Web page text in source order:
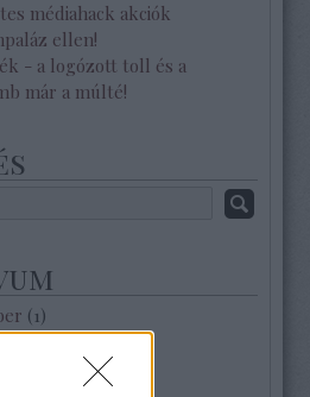
médiahack akciók
ellen!
- a logózott toll és a
már a múlté!
( 1)
(1)